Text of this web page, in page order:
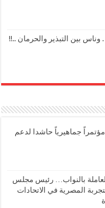
بين التبذير والحرمان ..!!
جماهيرياً حاشدا لدعم
بالنواب… رئيس مجلس
المصرية في الاتحادات